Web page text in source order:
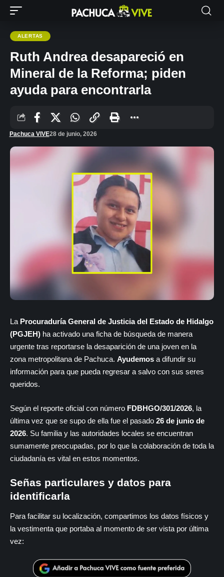
ALERTAS
Ruth Andrea desapareció en
Mineral de la Reforma; piden
ayuda para encontrarla
Pachuca VIVE28 de junio, 2026
La Procuraduría General de Justicia del Estado de Hidalgo
(PGJEH) ha activado una ficha de búsqueda de manera
urgente tras reportarse la desaparición de una joven en la
zona metropolitana de Pachuca. Ayudemos a difundir su
información para que pueda regresar a salvo con sus seres
queridos.
Según el reporte oficial con número FDBHGO/301/2026, la
última vez que se supo de ella fue el pasado 26 de junio de
2026. Su familia y las autoridades locales se encuentran
sumamente preocupadas, por lo que la colaboración de toda la
ciudadanía es vital en estos momentos.
Señas particulares y datos para
identificarla
Para facilitar su localización, compartimos los datos físicos y
la vestimenta que portaba al momento de ser vista por última
vez: